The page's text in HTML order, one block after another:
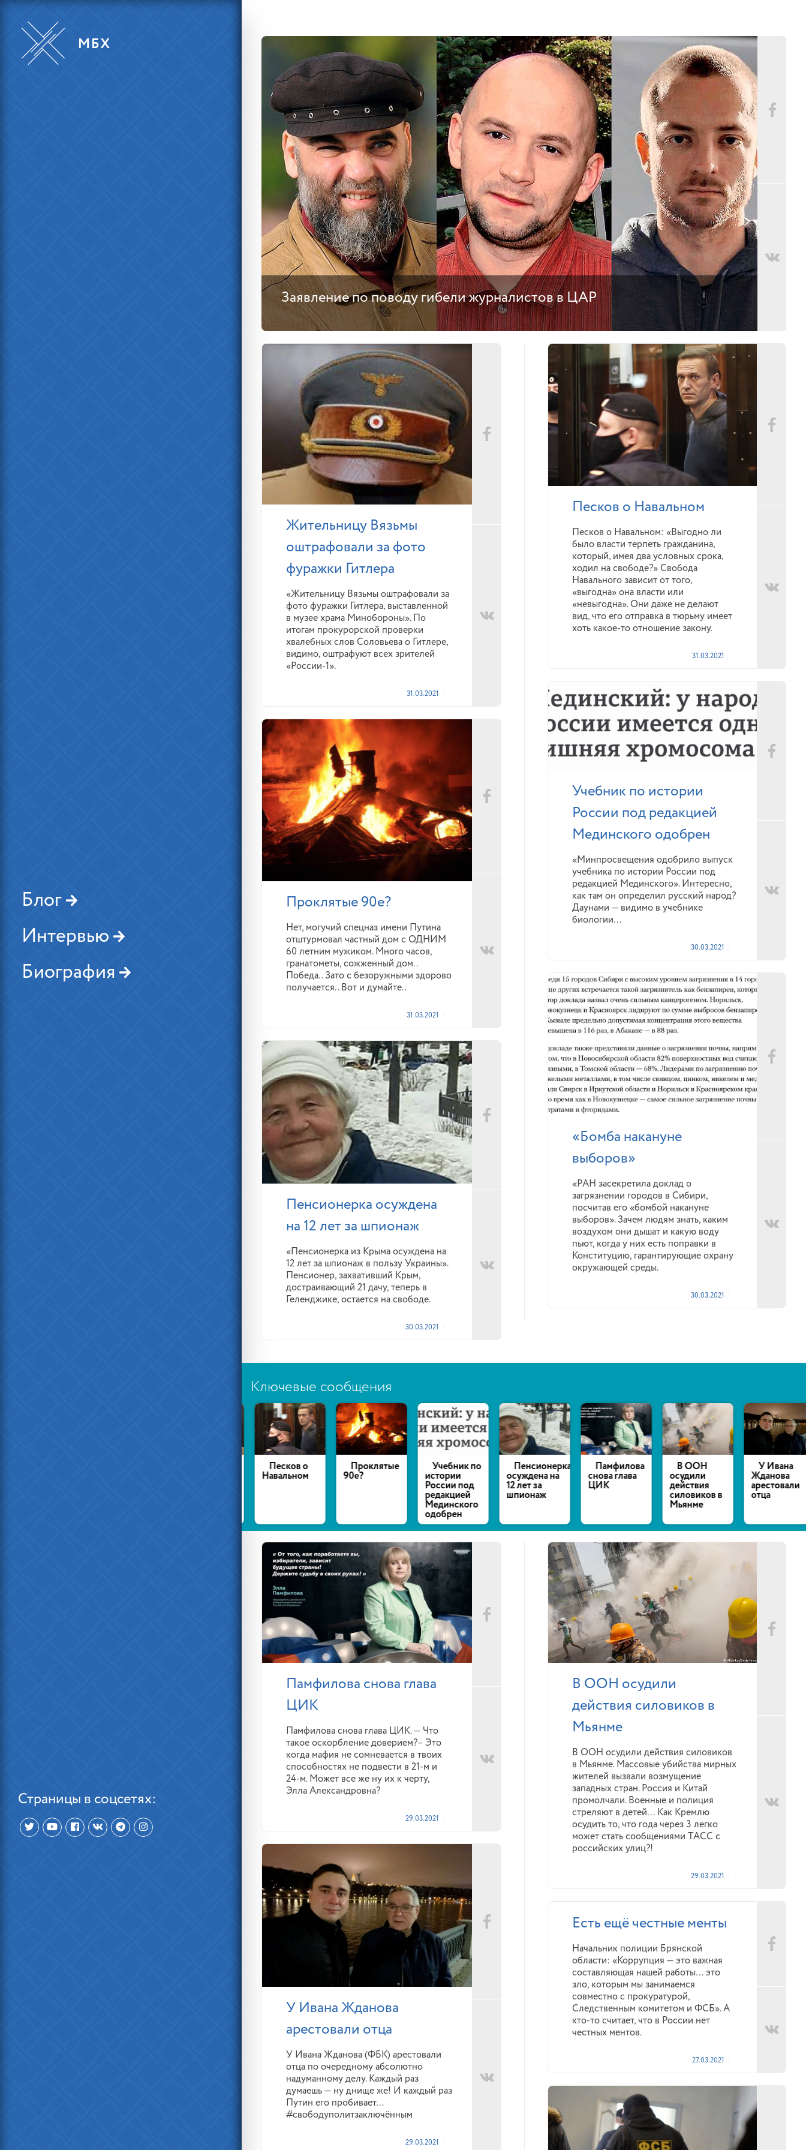
Блог
Интервью
Биография
Страницы в соцсетях:
Заявление по поводу гибели журналистов в ЦАР
Жительницу Вязьмы
оштрафовали за фото
фуражки Гитлера
«Жительницу Вязьмы оштрафовали за
фото фуражки Гитлера, выставленной
в музее храма Минобороны». По
итогам прокурорской проверки
хвалебных слов Соловьева о Гитлере,
видимо, оштрафуют всех зрителей
«России-1».
31.03.2021
Проклятые 90е?
Нет, могучий спецназ имени Путина
отштурмовал частный дом с ОДНИМ
60 летним мужиком. Много часов,
гранатометы, сожженный дом..
Победа.. Зато с безоружными здорово
получается.. Вот и думайте..
31.03.2021
Пенсионерка осуждена
на 12 лет за шпионаж
«Пенсионерка из Крыма осуждена на
12 лет за шпионаж в пользу Украины».
Пенсионер, захвативший Крым,
достраивающий 21 дачу, теперь в
Геленджике, остается на свободе.
30.03.2021
Песков о Навальном
Песков о Навальном: «Выгодно ли
было власти терпеть гражданина,
который, имея два условных срока,
ходил на свободе?» Свобода
Навального зависит от того,
«выгодна» она власти или
«невыгодна». Они даже не делают
вид, что его отправка в тюрьму имеет
хоть какое-то отношение закону.
31.03.2021
Учебник по истории
России под редакцией
Мединского одобрен
«Минпросвещения одобрило выпуск
учебника по истории России под
редакцией Мединского». Интересно,
как там он определил русский народ?
Даунами — видимо в учебнике
биологии…
30.03.2021
«Бомба накануне
выборов»
«РАН засекретила доклад о
загрязнении городов в Сибири,
посчитав его «бомбой накануне
выборов». Зачем людям знать, каким
воздухом они дышат и какую воду
пьют, когда у них есть поправки в
Конституцию, гарантирующие охрану
окружающей среды.
30.03.2021
Ключевые сообщения
Песков о
Навальном
Проклятые
90е?
Учебник по
истории
России под
редакцией
Мединского
одобрен
Пенсионерка
осуждена на
12 лет за
шпионаж
Памфилова
снова глава
ЦИК
В ООН
осудили
действия
силовиков в
Мьянме
У Ивана
Жданова
арестовали
отца
Памфилова снова глава
ЦИК
Памфилова снова глава ЦИК. — Что
такое оскорбление доверием?– Это
когда мафия не сомневается в твоих
способностях не подвести в 21-м и
24-м. Может все же ну их к черту,
Элла Александровна?
29.03.2021
У Ивана Жданова
арестовали отца
У Ивана Жданова (ФБК) арестовали
отца по очередному абсолютно
надуманному делу. Каждый раз
думаешь — ну днище же! И каждый раз
Путин его пробивает…
#свободуполитзаключённым
29.03.2021
В ООН осудили
действия силовиков в
Мьянме
В ООН осудили действия силовиков
в Мьянме. Массовые убийства мирных
жителей вызвали возмущение
западных стран. Россия и Китай
промолчали. Военные и полиция
стреляют в детей… Как Кремлю
осудить то, что года через 3 легко
может стать сообщениями ТАСС с
российских улиц?!
29.03.2021
Есть ещё честные менты
Начальник полиции Брянской
области: «Коррупция — это важная
составляющая нашей работы… это
зло, которым мы занимаемся
совместно с прокуратурой,
Следственным комитетом и ФСБ». А
кто-то считает, что в России нет
честных ментов.
27.03.2021